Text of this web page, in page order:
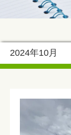
2024年10月